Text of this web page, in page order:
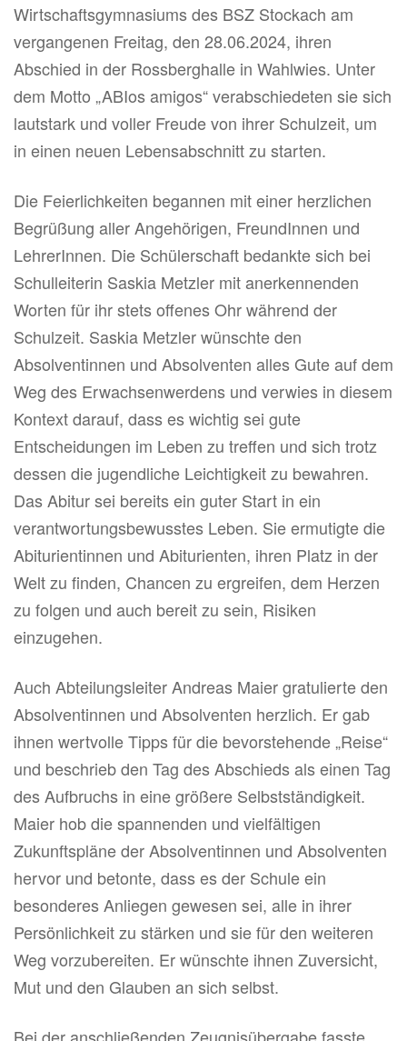
Wirtschaftsgymnasiums des BSZ Stockach am
vergangenen Freitag, den 28.06.2024, ihren
Abschied in der Rossberghalle in Wahlwies. Unter
dem Motto „ABIos amigos“ verabschiedeten sie sich
lautstark und voller Freude von ihrer Schulzeit, um
in einen neuen Lebensabschnitt zu starten.
Die Feierlichkeiten begannen mit einer herzlichen
Begrüßung aller Angehörigen, FreundInnen und
LehrerInnen. Die Schülerschaft bedankte sich bei
Schulleiterin Saskia Metzler mit anerkennenden
Worten für ihr stets offenes Ohr während der
Schulzeit. Saskia Metzler wünschte den
Absolventinnen und Absolventen alles Gute auf dem
Weg des Erwachsenwerdens und verwies in diesem
Kontext darauf, dass es wichtig sei gute
Entscheidungen im Leben zu treffen und sich trotz
dessen die jugendliche Leichtigkeit zu bewahren.
Das Abitur sei bereits ein guter Start in ein
verantwortungsbewusstes Leben. Sie ermutigte die
Abiturientinnen und Abiturienten, ihren Platz in der
Welt zu finden, Chancen zu ergreifen, dem Herzen
zu folgen und auch bereit zu sein, Risiken
einzugehen.
Auch Abteilungsleiter Andreas Maier gratulierte den
Absolventinnen und Absolventen herzlich. Er gab
ihnen wertvolle Tipps für die bevorstehende „Reise“
und beschrieb den Tag des Abschieds als einen Tag
des Aufbruchs in eine größere Selbstständigkeit.
Maier hob die spannenden und vielfältigen
Zukunftspläne der Absolventinnen und Absolventen
hervor und betonte, dass es der Schule ein
besonderes Anliegen gewesen sei, alle in ihrer
Persönlichkeit zu stärken und sie für den weiteren
Weg vorzubereiten. Er wünschte ihnen Zuversicht,
Mut und den Glauben an sich selbst.